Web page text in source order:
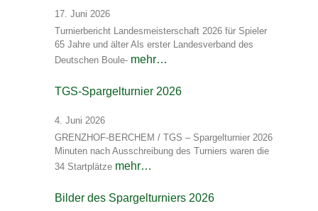
17. Juni 2026
Turnierbericht Landesmeisterschaft 2026 für Spieler
65 Jahre und älter Als erster Landesverband des
Deutschen Boule- mehr…
TGS-Spargelturnier 2026
4. Juni 2026
GRENZHOF-BERCHEM / TGS – Spargelturnier 2026
Minuten nach Ausschreibung des Turniers waren die
34 Startplätze mehr…
Bilder des Spargelturniers 2026